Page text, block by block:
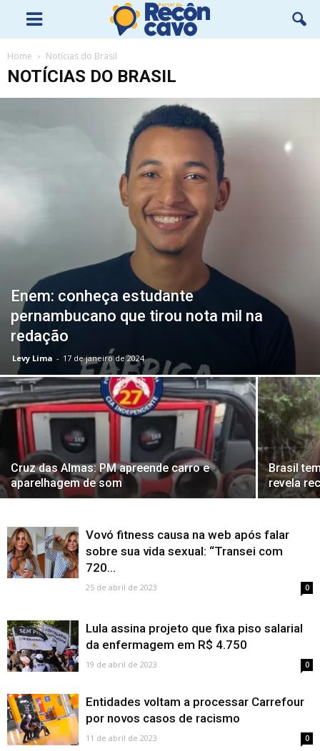
Home Notícias do Brasil
NOTÍCIAS DO BRASIL
Enem: conheça estudante
pernambucano que tirou nota mil na
redação
Levy Lima - 17 de janeiro de 2024
Cruz das Almas: PM apreende carro e
aparelhagem de som
Brasil
revela
Vovó fitness causa na web após falar
sobre sua vida sexual: “Transei com
720...
25 de abril de 2023 0
Lula assina projeto que fixa piso salarial
da enfermagem em R$ 4.750
19 de abril de 2023 0
Entidades voltam a processar Carrefour
por novos casos de racismo
11 de abril de 2023 0